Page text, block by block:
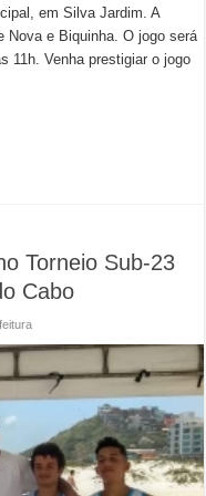
em Silva Jardim. A
Nova e Biquinha. O jogo será
11h. Venha prestigiar o jogo
Torneio Sub-23
Cabo